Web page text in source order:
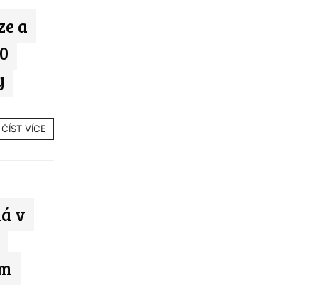
a
ČÍST VÍCE
v